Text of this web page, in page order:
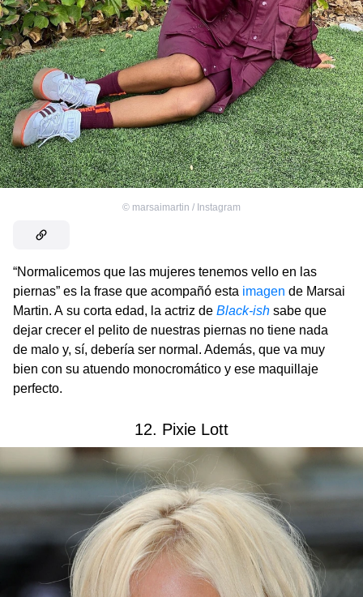
© marsaimartin / Instagram
“Normalicemos que las mujeres tenemos vello en las
piernas” es la frase que acompañó esta imagen de Marsai
Martin. A su corta edad, la actriz de Black-ish sabe que
dejar crecer el pelito de nuestras piernas no tiene nada
de malo y, sí, debería ser normal. Además, que va muy
bien con su atuendo monocromático y ese maquillaje
perfecto.
12. Pixie Lott